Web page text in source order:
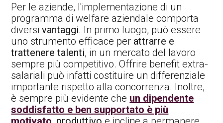
Per le aziende, l'implementazione di un
programma di welfare aziendale comporta
diversivantaggi. In primo luogo, può essere
uno strumento efficace per attrarre e
trattenere talenti, in un mercato del lavoro
sempre più competitivo. Offrire benefit extra-
salariali può infatti costituire un differenziale
importante rispetto alla concorrenza. Inoltre,
è sempre più evidente che un dipendente
soddisfatto e ben supportato è più